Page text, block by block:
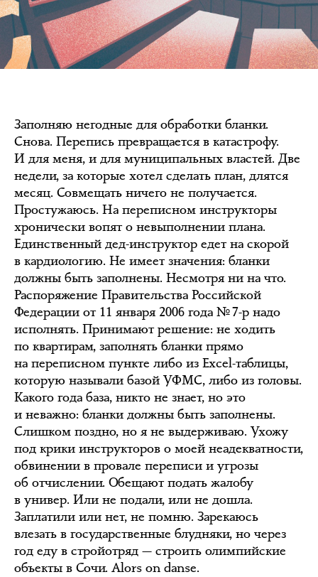
Заполняю негодные для обработки бланки.
Снова. Перепись превращается в катастрофу.
И для меня, и для муниципальных властей. Две
недели, за которые хотел сделать план, длятся
месяц. Совмещать ничего не получается.
Простужаюсь. На переписном инструкторы
хронически вопят о невыполнении плана.
Единственный дед-инструктор едет на скорой
в кардиологию. Не имеет значения: бланки
должны быть заполнены. Несмотря ни на что.
Распоряжение Правительства Российской
Федерации от 11 января 2006 года № 7-р надо
исполнять. Принимают решение: не ходить
по квартирам, заполнять бланки прямо
на переписном пункте либо из Excel-таблицы,
которую называли базой УФМС, либо из головы.
Какого года база, никто не знает, но это
и неважно: бланки должны быть заполнены.
Слишком поздно, но я не выдерживаю. Ухожу
под крики инструкторов о моей неадекватности,
обвинении в провале переписи и угрозы
об отчислении. Обещают подать жалобу
в универ. Или не подали, или не дошла.
Заплатили или нет, не помню. Зарекаюсь
влезать в государственные блудняки, но через
год еду в стройотряд — строить олимпийские
объекты в Сочи. Alors on danse.